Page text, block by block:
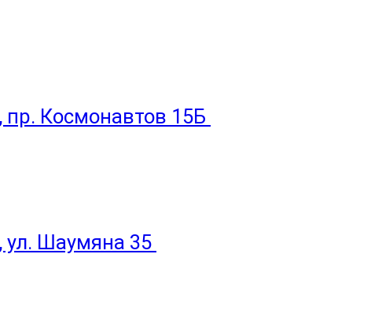
пр. Космонавтов 15Б
ул. Шаумяна 35